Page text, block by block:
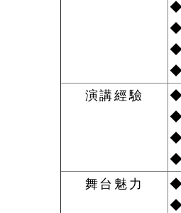
◆
◆
◆
◆
演講經驗
◆
◆
◆
◆
舞台魅力
◆
◆